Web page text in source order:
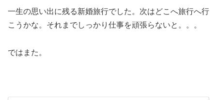
一生の思い出に残る新婚旅行でした。次はどこへ旅行へ行
こうかな。それまでしっかり仕事を頑張らないと。。。
ではまた。